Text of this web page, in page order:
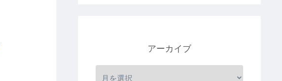
アーカイブ